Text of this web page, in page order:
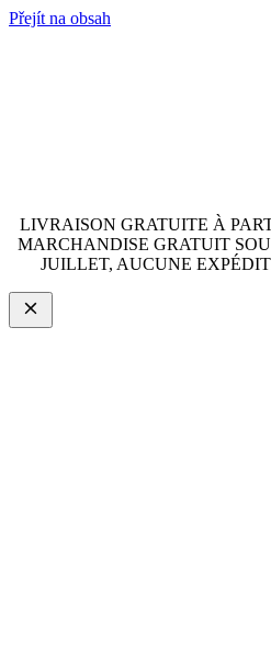
Přejít na obsah
LIVRAISON GRATUITE À
MARCHANDISE GRATUIT
JUILLET, AUCUNE